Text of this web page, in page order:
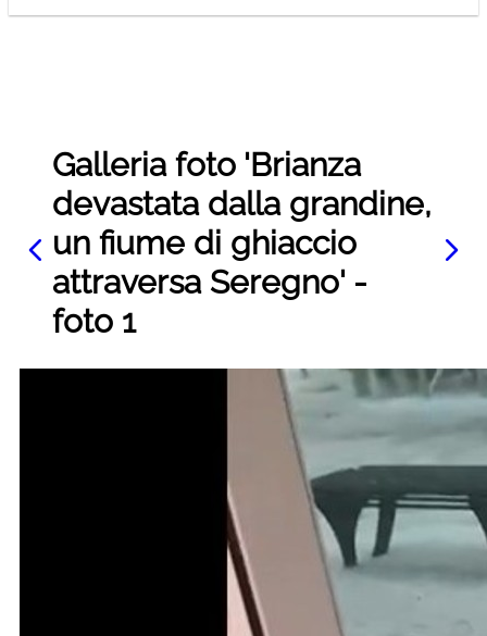
Galleria foto 'Brianza
devastata dalla grandine,
un fiume di ghiaccio
attraversa Seregno' -
foto 1